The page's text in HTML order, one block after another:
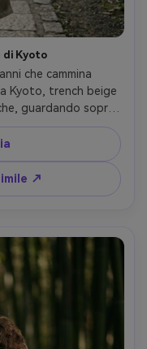
di Kyoto
che cammina
Kyoto, trench beige
guardando sopra
di legno, foschia
del bordo
da 50 mm,
messa a fuoco
fotorealistico- -ar
↗